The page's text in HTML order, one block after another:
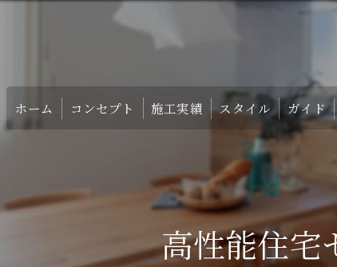
ホーム コンセプト
アバウト
施工実績 スタイル
TRETTIO₋STYLE
中庭のある家
HOMA-STYLE
ガイド
初めて
失敗し
住まい
高性能住宅